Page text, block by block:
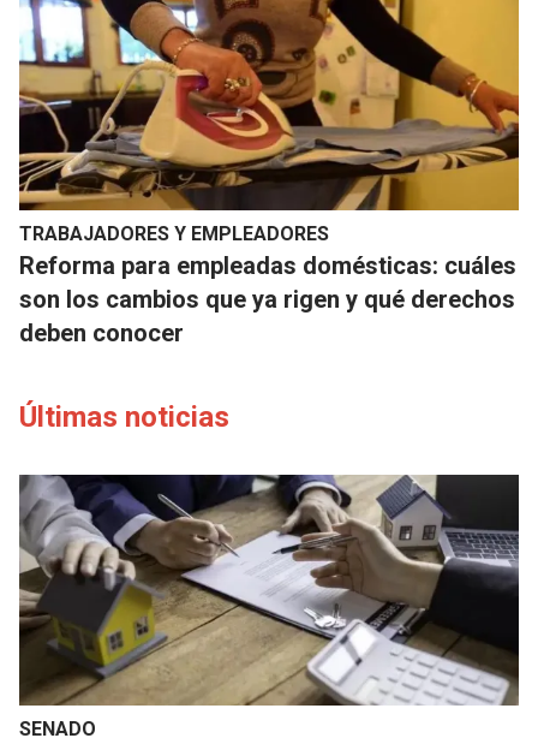
TRABAJADORES Y EMPLEADORES
Reforma para empleadas domésticas: cuáles
son los cambios que ya rigen y qué derechos
deben conocer
Últimas noticias
SENADO